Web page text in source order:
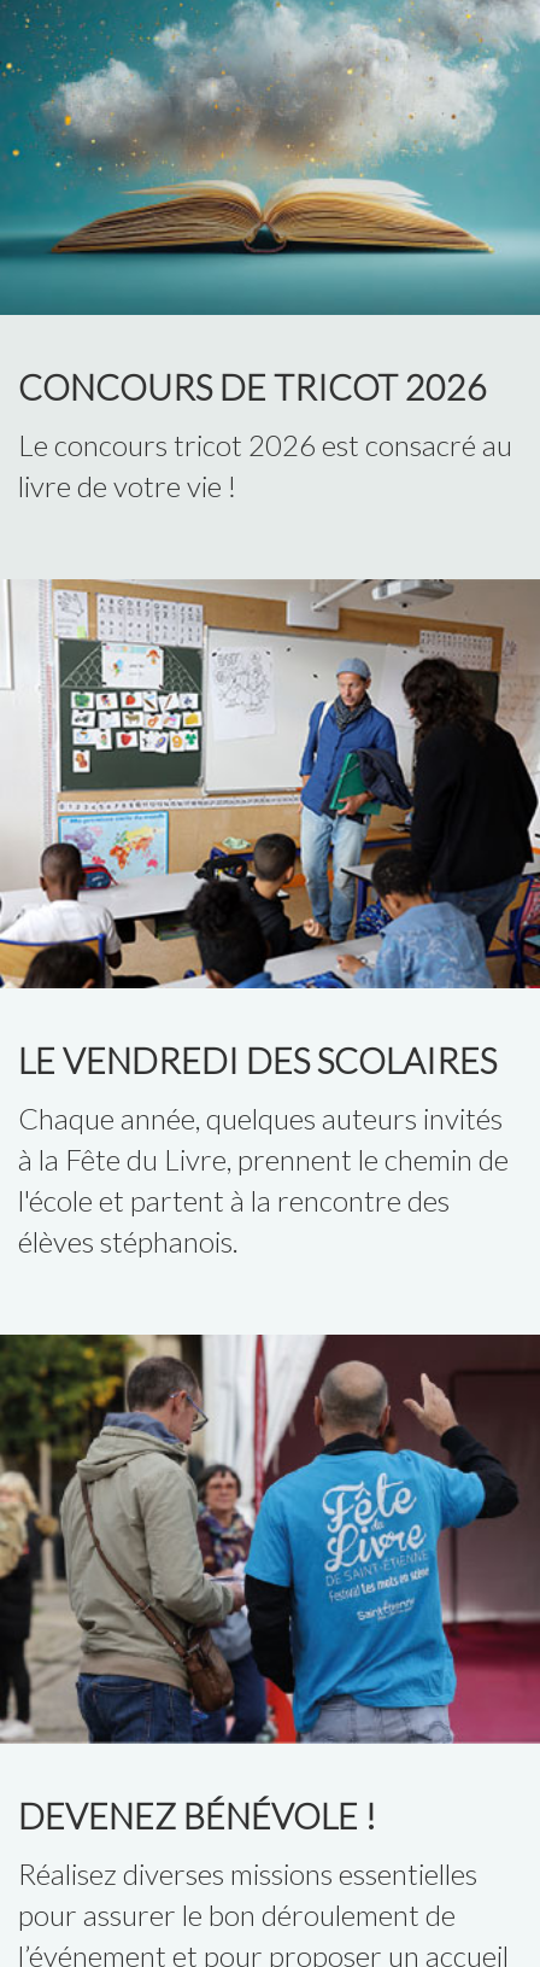
CONCOURS DE TRICOT 2026
Le concours tricot 2026 est consacré au
livre de votre vie !
LE VENDREDI DES SCOLAIRES
Chaque année, quelques auteurs invités
à la Fête du Livre, prennent le chemin de
l'école et partent à la rencontre des
élèves stéphanois.
DEVENEZ BÉNÉVOLE !
Réalisez diverses missions essentielles
pour assurer le bon déroulement de
l’événement et pour proposer un accueil